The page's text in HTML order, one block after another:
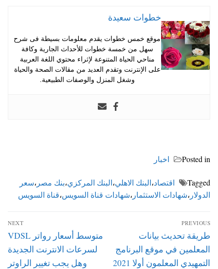
خطوات سعيدة
موقع خمس خطوات يقدم معلومات بسيطة فى شرح
سهل من خمسة خطوات للأحداث الجارية وكافة
مناحي الحياة المتنوعة لإثراء محتوي اللغة العربية
على الإنترنت وتقدم العديد من مقالات الصحة والحياة
وشغل المنزل والوصفات الطبيعية.
Posted in اخبار
Tagged اقتصاد،البنك الاهلي،البنك المركزي،بنك مصر ،سعر
الدولار ،شهادات الاستثمار ،شهادات قناة السويس،قناة السويس
تصفّح
المقالات
PREVIOUS
Previous
post:
طريقة تحديث بيانات
المعلمين في موقع البرنامج
التمهيدي المعلمون أولا 2021
NEXT
Next
post:
متوسط أسعار رواتر VDSL
لسرعات الانترنت الجديدة
وهل يجب تغيير الراوتر